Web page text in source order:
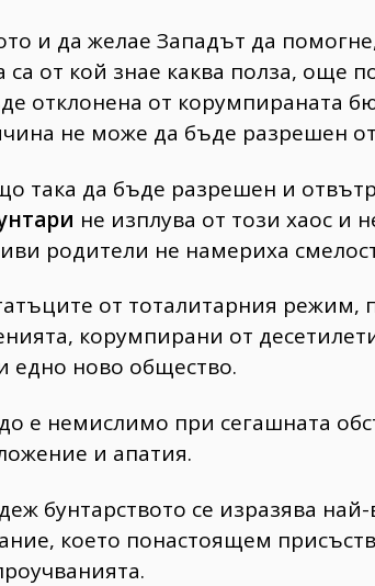
и да желае Западът да
са от кой знае каква полза, още
отклонена от корумпираната
не може да бъде разрешен
така да бъде разрешен и
не изплува от този хаос и
родители не намериха
от тоталитарния режим,
корумпирани от
едно ново общество.
е немислимо при сегашната
и апатия.
бунтарството се изразява най-
което понастоящем